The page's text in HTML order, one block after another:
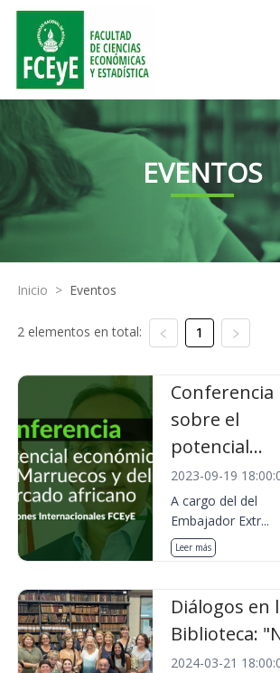
EVENTOS
Inicio > Eventos
2 elementos en total: 1
Conferencia
sobre el
potencial...
2023-09-19
A cargo del del
Embajador Extr...
Leer más
Diálogos en
Biblioteca:
2024-03-21